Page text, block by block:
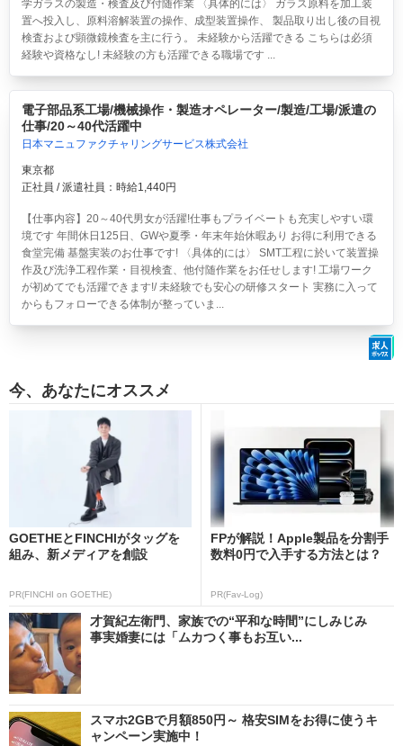
学ガラスの製造・検査及び付随作業 〈具体的には〉 ガラス原料を加工装
置へ投入し、原料溶解装置の操作、成型装置操作、 製品取り出し後の目視
検査および顕微鏡検査を主に行う。 未経験から活躍できる こちらは必須
経験や資格なし! 未経験の方も活躍できる職場です ...
電子部品系工場/機械操作・製造オペレーター/製造/工場/派遣の
仕事/20～40代活躍中
日本マニュファクチャリングサービス株式会社
東京都
正社員 / 派遣社員：時給1,440円
【仕事内容】20～40代男女が活躍!仕事もプライベートも充実しやすい環
境です 年間休日125日、GWや夏季・年末年始休暇あり お得に利用できる
食堂完備 基盤実装のお仕事です! 〈具体的には〉 SMT工程に於いて装置操
作及び洗浄工程作業・目視検査、他付随作業をお任せします! 工場ワーク
が初めてでも活躍できます!/ 未経験でも安心の研修スタート 実務に入って
からもフォローできる体制が整っていま...
今、あなたにオススメ
GOETHEとFINCHIがタッグを
組み、新メディアを創設
PR(FINCHI on GOETHE)
FPが解説！Apple製品を分割手
数料0円で入手する方法とは？
PR(Fav-Log)
才賀紀左衛門、家族での“平和な時間”にしみじみ
事実婚妻には「ムカつく事もお互い...
スマホ2GBで月額850円～ 格安SIMをお得に使うキ
ャンペーン実施中！